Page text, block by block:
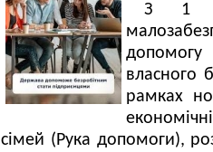
З 1
допомогу
власного
рамках
сімей (Рука допомоги),